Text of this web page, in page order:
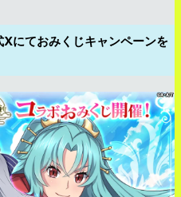
にておみくじキャンペーンを